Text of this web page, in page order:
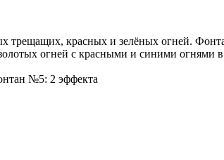
трещащих, красных и зелёных огней.
огней с красными и синими огнями
№5: 2 эффекта